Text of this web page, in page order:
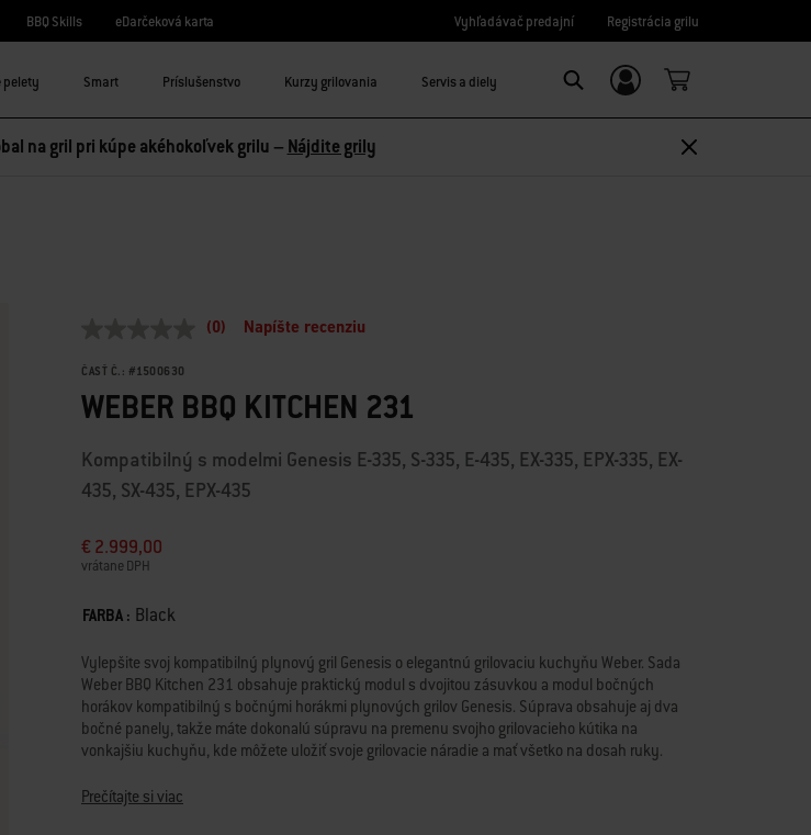
BBQ Skills eDarčeková karta Vyhľadávač predajní Registrácia grilu
pelety Smart Príslušenstvo Kurzy grilovania Servis a diely Prihláste sa/Zaregistrujte sa
na gril pri kúpe akéhokoľvek grilu – Nájdite grily
3,2 z 5 hodnotení zákazníkov
hodnotenia
na
tú
stránku.
(0) Napíšte recenziu
ČASŤ Č.: #1500630
WEBER BBQ KITCHEN 231
Kompatibilný s modelmi Genesis E-335, S-335, E-435, EX-335, EPX-335, EX-
435, SX-435, EPX-435
€ 2.999,00
vrátane DPH
Color
FARBA : Black
Vylepšite svoj kompatibilný plynový gril Genesis o elegantnú grilovaciu kuchyňu Weber. Sada
Weber BBQ Kitchen 231 obsahuje praktický modul s dvojitou zásuvkou a modul bočných
horákov kompatibilný s bočnými horákmi plynových grilov Genesis. Súprava obsahuje aj dva
bočné panely, takže máte dokonalú súpravu na premenu svojho grilovacieho kútika na
vonkajšiu kuchyňu, kde môžete uložiť svoje grilovacie náradie a mať všetko na dosah ruky.
zabezpečila ich odolnosť a aby boli ideálne pre vonkajšie priestory. Aby ste mohli premeniť
Prečítajte si viac